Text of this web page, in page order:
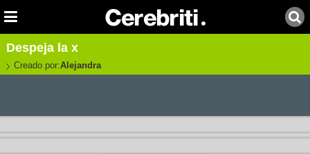
Despeja la x
Creado por:Alejandra